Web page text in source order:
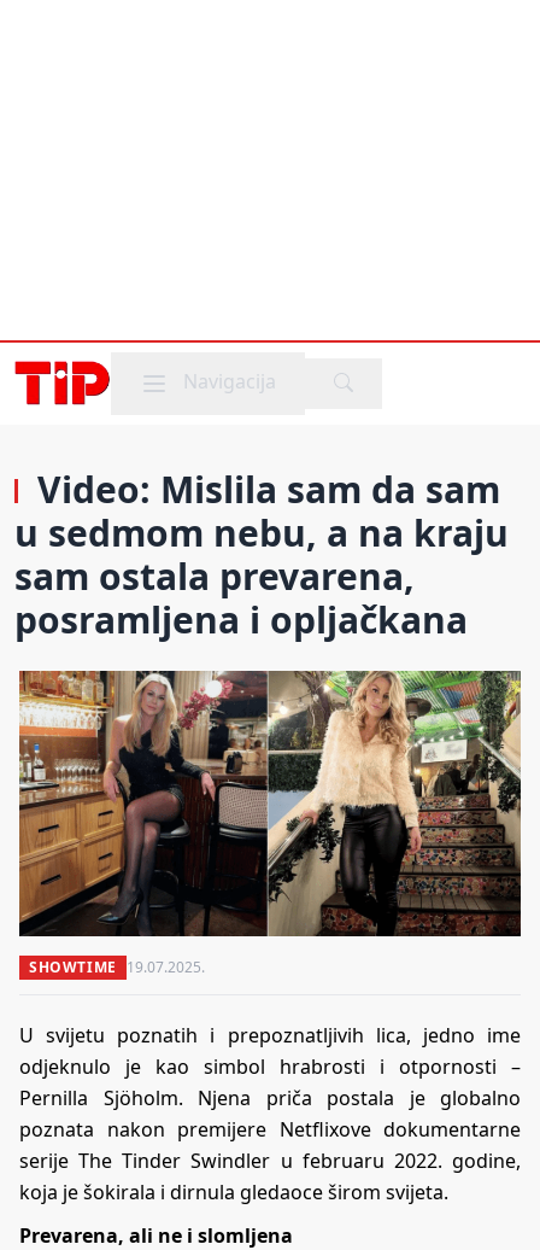
Mobile menu
Navigacija
Video: Mislila sam da sam
u sedmom nebu, a na kraju
sam ostala prevarena,
posramljena i opljačkana
SHOWTIME 19.07.2025.
U svijetu poznatih i prepoznatljivih lica, jedno ime
odjeknulo je kao simbol hrabrosti i otpornosti –
Pernilla Sjöholm. Njena priča postala je globalno
poznata nakon premijere Netflixove dokumentarne
serije The Tinder Swindler u februaru 2022. godine,
koja je šokirala i dirnula gledaoce širom svijeta.
Prevarena, ali ne i slomljena